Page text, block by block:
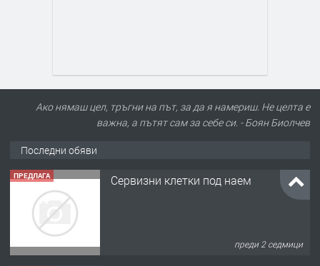
Ако нямаш цел, тръгни на път, за да я намериш. Не целта е
важна, а пътят сам за себе си. - Боян Биолчев
Последни обяви
ПРЕДЛАГА Сервизни клетки под наем
преди 2 седмици